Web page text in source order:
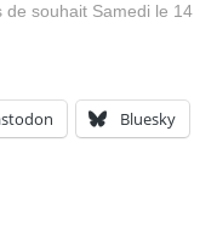
souhait Samedi le 14
Bluesky